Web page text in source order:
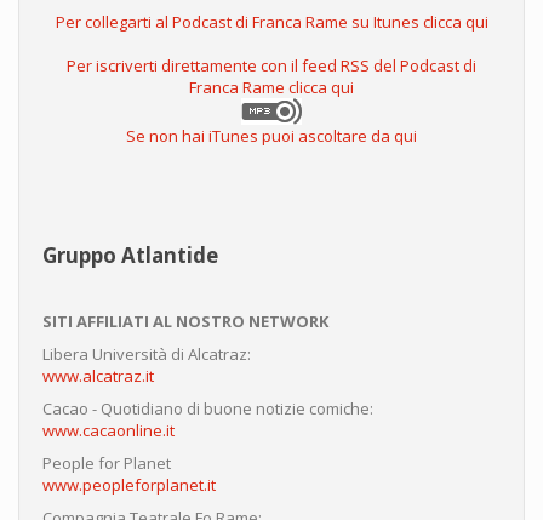
Per collegarti al Podcast di Franca Rame su Itunes clicca qui
Per iscriverti direttamente con il feed RSS del Podcast di
Franca Rame clicca qui
Se non hai iTunes puoi ascoltare da qui
Gruppo Atlantide
SITI AFFILIATI AL NOSTRO NETWORK
Libera Università di Alcatraz:
www.alcatraz.it
Cacao - Quotidiano di buone notizie comiche:
www.cacaonline.it
People for Planet
www.peopleforplanet.it